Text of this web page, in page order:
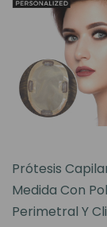
Prótesis
Medida Con
Perimetral Y